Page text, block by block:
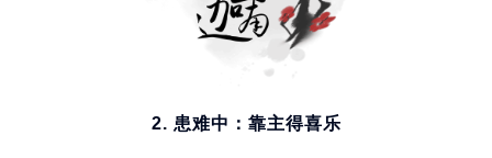
2. 患难中：靠主得喜乐